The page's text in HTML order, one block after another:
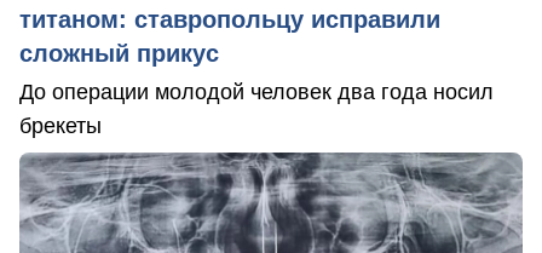
титаном: ставропольцу исправили
сложный прикус
До операции молодой человек два года носил
брекеты